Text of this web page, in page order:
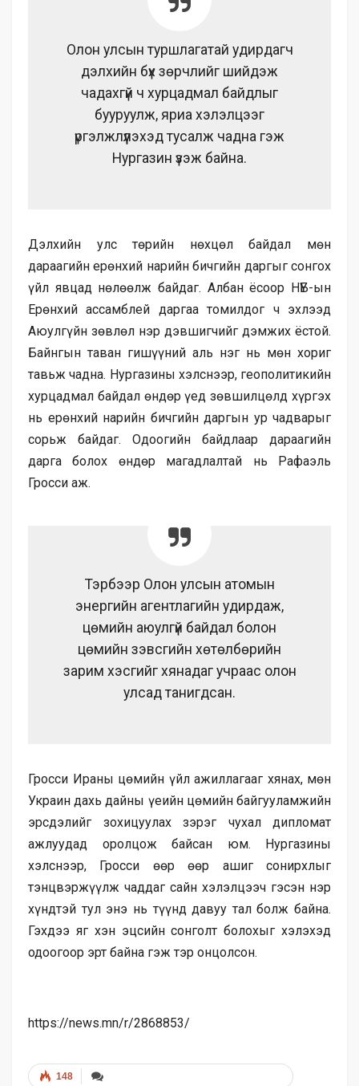
Олон улсын туршлагатай удирдагч
дэлхийн бүх зөрчлийг шийдэж
чадахгүй ч хурцадмал байдлыг
бууруулж, яриа хэлэлцээг
үргэлжлүүлэхэд тусалж чадна гэж
Нургазин үзэж байна.
Дэлхийн улс төрийн нөхцөл байдал мөн
дараагийн ерөнхий нарийн бичгийн даргыг сонгох
үйл явцад нөлөөлж байдаг. Албан ёсоор НҮБ-ын
Ерөнхий ассамблей даргаа томилдог ч эхлээд
Аюулгүйн зөвлөл нэр дэвшигчийг дэмжих ёстой.
Байнгын таван гишүүний аль нэг нь мөн хориг
тавьж чадна. Нургазины хэлснээр, геополитикийн
хурцадмал байдал өндөр үед зөвшилцөлд хүргэх
нь ерөнхий нарийн бичгийн даргын ур чадварыг
сорьж байдаг. Одоогийн байдлаар дараагийн
дарга болох өндөр магадлалтай нь Рафаэль
Гросси аж.
Тэрбээр Олон улсын атомын
энергийн агентлагийн удирдаж,
цөмийн аюулгүй байдал болон
цөмийн зэвсгийн хөтөлбөрийн
зарим хэсгийг хянадаг учраас олон
улсад танигдсан.
Гросси Ираны цөмийн үйл ажиллагааг хянах, мөн
Украин дахь дайны үеийн цөмийн байгууламжийн
эрсдэлийг зохицуулах зэрэг чухал дипломат
ажлуудад оролцож байсан юм. Нургазины
хэлснээр, Гросси өөр өөр ашиг сонирхлыг
тэнцвэржүүлж чаддаг сайн хэлэлцээч гэсэн нэр
хүндтэй тул энэ нь түүнд давуу тал болж байна.
Гэхдээ яг хэн эцсийн сонголт болохыг хэлэхэд
одоогоор эрт байна гэж тэр онцолсон.
https://news.mn/r/2868853/
148